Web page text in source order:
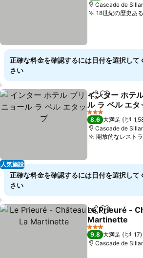
Cascade de
18世紀の歴史あ
正確な料金を確認するには日付を選択して
さい
人気施設
シェアお気に入
インター ホテ
ル ラ ベル エタ
料金を表示
3 ホテルのランク
8.6 大満足
Cascade de
開放的なレスト
正確な料金を確認するには日付を選択して
さい
シェアお気に入
Le Prieuré -
Martinette
料金を表示
3 ホテルのランク
9.8 大満足
17
Cascade de